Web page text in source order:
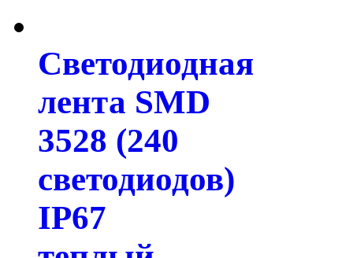
Светодиодная
лента SMD
3528 (240
светодиодов)
IP67